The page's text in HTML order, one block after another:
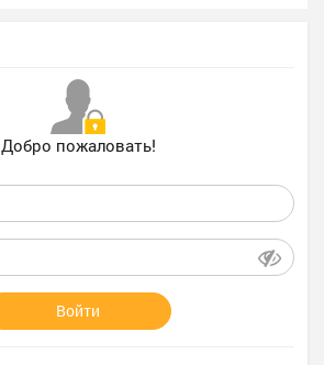
Добро пожаловать!
Войти